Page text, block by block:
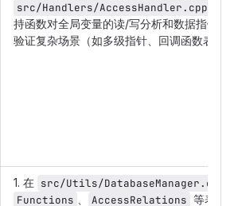
src/Handlers/AccessHandler.cpp
持函数对全局变量的读/写分析和数据指针
验证复杂场景（如多级指针、回调函数表）
1. 在 src/Utils/DatabaseManager.cpp
Functions
AccessRelations 等表结